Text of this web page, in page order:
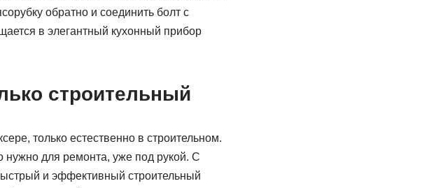
обратно и соединить болт с
в элегантный кухонный прибор
строительный
только естественно в строительном.
нужно для ремонта, уже под рукой. С
и эффективный строительный